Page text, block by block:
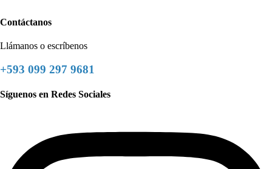
Contáctanos
Llámanos o escríbenos
+593 099 297 9681
Síguenos en Redes Sociales